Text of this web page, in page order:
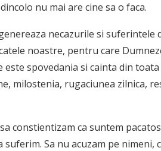
nu mai are cine sa o faca.
necazurile si
noastre, pentru care
este spovedania si cainta din
milostenia, rugaciunea zilnica,
constientizam ca suntem
suferim. Sa nu acuzam pe